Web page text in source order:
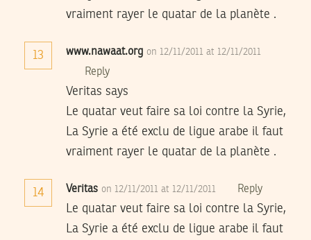
vraiment rayer le quatar de la planète .
13 www.nawaat.org on 12/11/2011 at 12/11/2011
Reply
Veritas says
Le quatar veut faire sa loi contre la Syrie,
La Syrie a été exclu de ligue arabe il faut
vraiment rayer le quatar de la planète .
14 Veritas on 12/11/2011 at 12/11/2011 Reply
Le quatar veut faire sa loi contre la Syrie,
La Syrie a été exclu de ligue arabe il faut